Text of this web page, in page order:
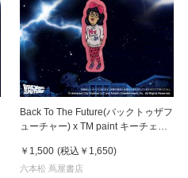
Back To The Future(バックトゥザフ
ューチャー) x TM paint キーチェー
￥1,500 (税込 ￥1,650)
六本松 蔦屋書店